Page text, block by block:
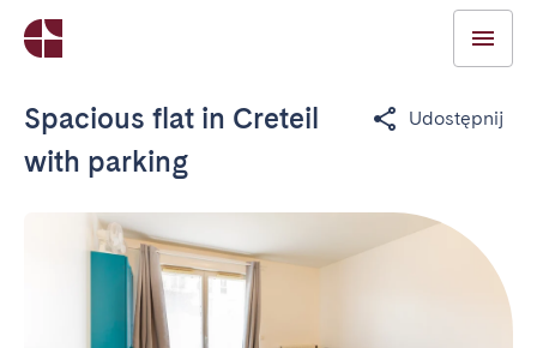
Spacious flat in Creteil
with parking
Udostępnij